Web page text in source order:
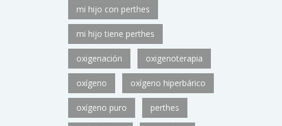
mi hijo con perthes
mi hijo tiene perthes
oxigenación oxigenoterapia
oxígeno oxígeno hiperbárico
oxígeno puro perthes